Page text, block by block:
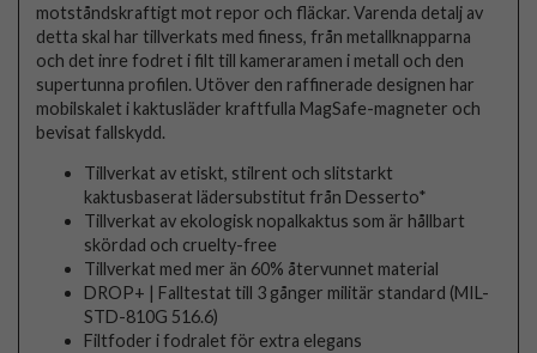
motståndskraftigt mot repor och fläckar. Varenda detalj av
detta skal har tillverkats med finess, från metallknapparna
och det inre fodret i filt till kameraramen i metall och den
supertunna profilen. Utöver den raffinerade designen har
mobilskalet i kaktusläder kraftfulla MagSafe-magneter och
bevisat fallskydd.
Tillverkat av etiskt, stilrent och slitstarkt
kaktusbaserat lädersubstitut från Desserto*
Tillverkat av ekologisk nopalkaktus som är hållbart
skördad och cruelty-free
Tillverkat med mer än 60% återvunnet material
DROP+ | Falltestat till 3 gånger militär standard (MIL-
STD-810G 516.6)
Filtfoder i fodralet för extra elegans